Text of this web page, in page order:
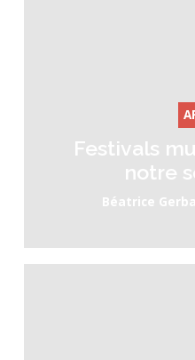
Festivals
notre
Béatrice